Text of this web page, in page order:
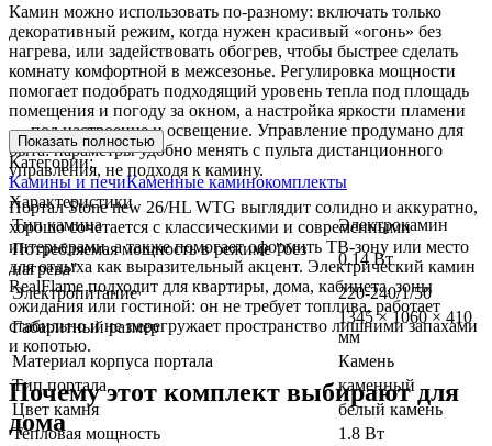
Камин можно использовать по-разному: включать только
декоративный режим, когда нужен красивый «огонь» без
нагрева, или задействовать обогрев, чтобы быстрее сделать
комнату комфортной в межсезонье. Регулировка мощности
помогает подобрать подходящий уровень тепла под площадь
помещения и погоду за окном, а настройка яркости пламени
— под настроение и освещение. Управление продумано для
быта: параметры удобно менять с пульта дистанционного
управления, не подходя к камину.
Портал Stone new 26/HL WTG выглядит солидно и аккуратно,
хорошо сочетается с классическими и современными
интерьерами, а также помогает оформить ТВ-зону или место
для отдыха как выразительный акцент. Электрический камин
RealFlame подходит для квартиры, дома, кабинета, зоны
ожидания или гостиной: он не требует топлива, работает
стабильно и не перегружает пространство лишними запахами
и копотью.
Почему этот комплект выбирают для
дома
Показать полностью
Категории:
Камины и печиКаменные каминокомплекты
Характеристики
Тип камина
Электрокамин
Потребляемая мощность в режиме "без
нагрева"
0.14 Вт
Электропитание
220-240/1/50
Габаритный размер
1345 × 1060 × 410
мм
Материал корпуса портала
Камень
Тип портала
каменный
Цвет камня
белый камень
Тепловая мощность
1.8 Вт